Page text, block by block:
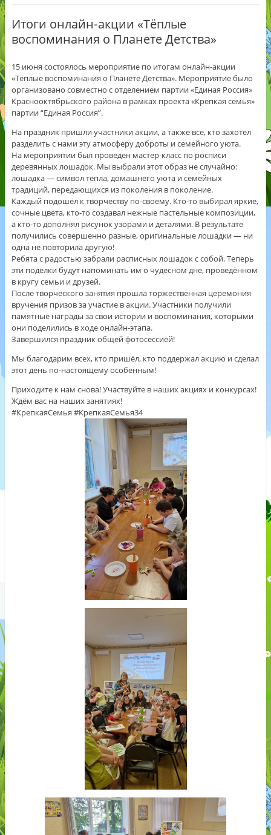
Итоги онлайн‑акции «Тёплые
воспоминания о Планете Детства»
15 июня состоялось мероприятие по итогам онлайн‑акции
«Тёплые воспоминания о Планете Детства». Мероприятие было
организовано совместно с отделением партии «Единая Россия»
Краснооктябрьского района в рамках проекта «Крепкая семья»
партии “Единая Россия”.
На праздник пришли участники акции, а также все, кто захотел
разделить с нами эту атмосферу доброты и семейного уюта.
На мероприятии был проведен мастер‑класс по росписи
деревянных лошадок. Мы выбрали этот образ не случайно:
лошадка — символ тепла, домашнего уюта и семейных
традиций, передающихся из поколения в поколение.
Каждый подошёл к творчеству по‑своему. Кто‑то выбирал яркие,
сочные цвета, кто‑то создавал нежные пастельные композиции,
а кто‑то дополнял рисунок узорами и деталями. В результате
получились совершенно разные, оригинальные лошадки — ни
одна не повторила другую!
Ребята с радостью забрали расписных лошадок с собой. Теперь
эти поделки будут напоминать им о чудесном дне, проведённом
в кругу семьи и друзей.
После творческого занятия прошла торжественная церемония
вручения призов за участие в акции. Участники получили
памятные награды за свои истории и воспоминания, которыми
они поделились в ходе онлайн‑этапа.
Завершился праздник общей фотосессией!
Мы благодарим всех, кто пришёл, кто поддержал акцию и сделал
этот день по‑настоящему особенным!
Приходите к нам снова! Участвуйте в наших акциях и конкурсах!
Ждём вас на наших занятиях!
#КрепкаяСемья #КрепкаяСемья34